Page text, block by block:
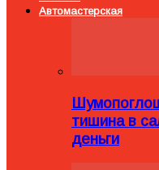
Автомастерская
тишина в
деньги